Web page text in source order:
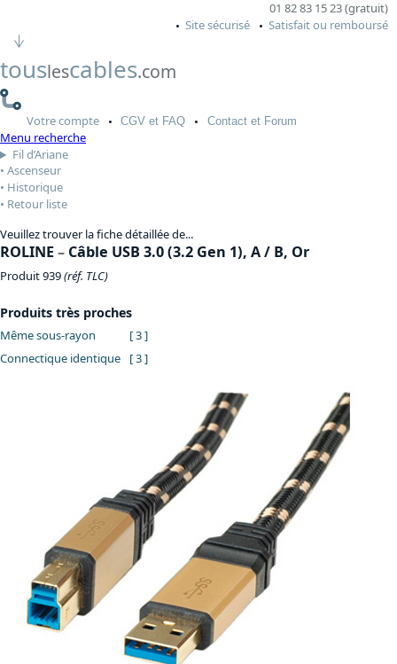
01 82 83 15 23 (gratuit)
Site sécurisé
Satisfait ou remboursé
touslescables.com
Votrecompte CGV et FAQ Contactet Forum
Menu recherche
Fil d’Ariane
Ascenseur
Historique
Retour liste
Veuillez trouver la fiche détaillée de...
ROLINE– Câble USB 3.0 (3.2 Gen 1), A / B, Or
Produit 939(réf. TLC)
Produits très proches
Même sous-rayon
[ 3 ]
Connectique identique
[ 3 ]